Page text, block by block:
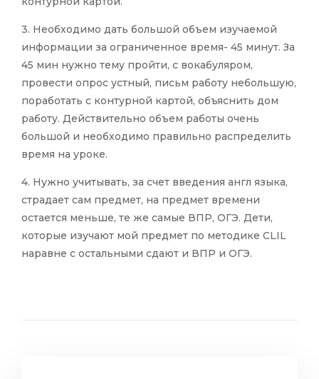
3. Необходимо дать большой объем изучаемой
информации за ограниченное время- 45 минут. За
45 мин нужно тему пройти, с вокабуляром,
провести опрос устный, письм работу небольшую,
поработать с контурной картой, объяснить дом
работу. Действительно объем работы очень
большой и необходимо правильно распределить
время на уроке.
4. Нужно учитывать, за счет введения англ языка,
страдает сам предмет, на предмет времени
остается меньше, те же самые ВПР, ОГЭ. Дети,
которые изучают мой предмет по методике CLIL
наравне с остальными сдают и ВПР и ОГЭ.